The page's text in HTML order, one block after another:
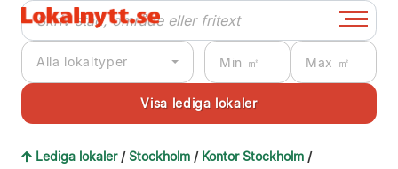
Alla lokaltyper
Lediga lokaler / Stockholm / Kontor Stockholm /